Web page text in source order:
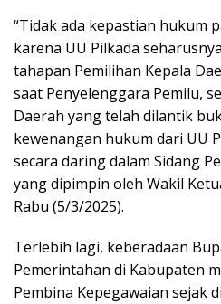
“Tidak ada kepastian hukum
karena UU Pilkada
tahapan Pemilihan Kepala
saat Penyelenggara Pemilu,
Daerah yang telah dilantik
kewenangan hukum dari UU
secara daring dalam Sidang
yang dipimpin oleh Wakil
Rabu (5/3/2025).
Terlebih lagi, keberadaan
Pemerintahan di Kabupaten
Pembina Kepegawaian sejak